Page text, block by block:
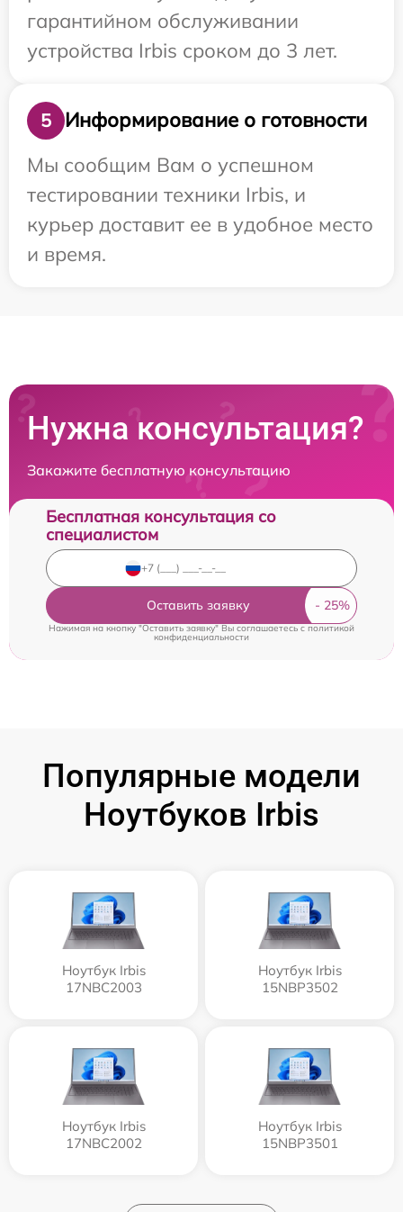
гарантийном обслуживании
устройства Irbis сроком до 3 лет.
5
Информирование о готовности
Мы сообщим Вам о успешном
тестировании техники Irbis, и
курьер доставит ее в удобное место
и время.
Нужна консультация?
Закажите бесплатную консультацию
Бесплатная консультация со
специалистом
Оставить заявку
Нажимая на кнопку "Оставить заявку" Вы соглашаетесь cполитикой
конфиденциальности
Популярные модели
Ноутбуков Irbis
Ноутбук Irbis
17NBC2003
Ноутбук Irbis
15NBP3502
Ноутбук Irbis
17NBC2002
Ноутбук Irbis
15NBP3501